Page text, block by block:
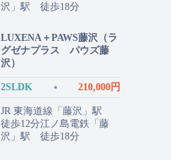
沢」駅 徒歩18分
LUXENA＋PAWS藤沢（ラ
グゼナプラス パウズ藤
沢）
2SLDK 210,000円
JR 東海道線「藤沢」駅
徒歩12分江ノ島電鉄「藤
沢」駅 徒歩18分